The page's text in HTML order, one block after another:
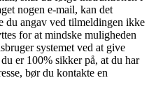
nogen e-mail, kan det
du angav ved tilmeldingen ikke
for at mindske muligheden
systemet ved at give
er 100% sikker på, at du har
bør du kontakte en